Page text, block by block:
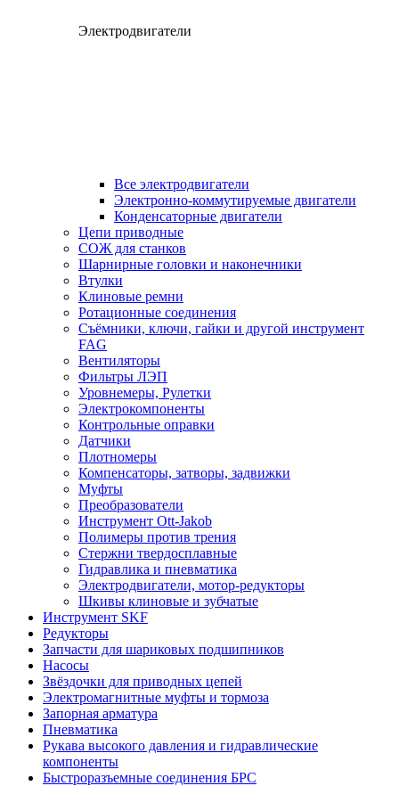
Электродвигатели
Все электродвигатели
Электронно-коммутируемые двигатели
Конденсаторные двигатели
Цепи приводные
СОЖ для станков
Шарнирные головки и наконечники
Втулки
Клиновые ремни
Ротационные соединения
Съёмники, ключи, гайки и другой инструмент
FAG
Вентиляторы
Фильтры ЛЭП
Уровнемеры, Рулетки
Электрокомпоненты
Контрольные оправки
Датчики
Плотномеры
Компенсаторы, затворы, задвижки
Муфты
Преобразователи
Инструмент Ott-Jakob
Полимеры против трения
Стержни твердосплавные
Гидравлика и пневматика
Электродвигатели, мотор-редукторы
Шкивы клиновые и зубчатые
Инструмент SKF
Редукторы
Запчасти для шариковых подшипников
Насосы
Звёздочки для приводных цепей
Электромагнитные муфты и тормоза
Запорная арматура
Пневматика
Рукава высокого давления и гидравлические
компоненты
Быстроразъемные соединения БРС